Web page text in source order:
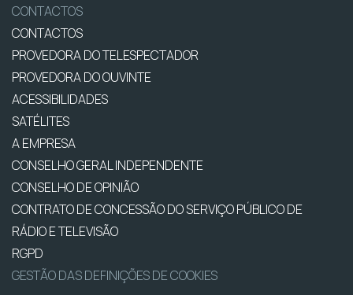
CONTACTOS
CONTACTOS
PROVEDORA DO TELESPECTADOR
PROVEDORA DO OUVINTE
ACESSIBILIDADES
SATÉLITES
A EMPRESA
CONSELHO GERAL INDEPENDENTE
CONSELHO DE OPINIÃO
CONTRATO DE CONCESSÃO DO SERVIÇO PÚBLICO DE
RÁDIO E TELEVISÃO
RGPD
GESTÃO DAS DEFINIÇÕES DE COOKIES